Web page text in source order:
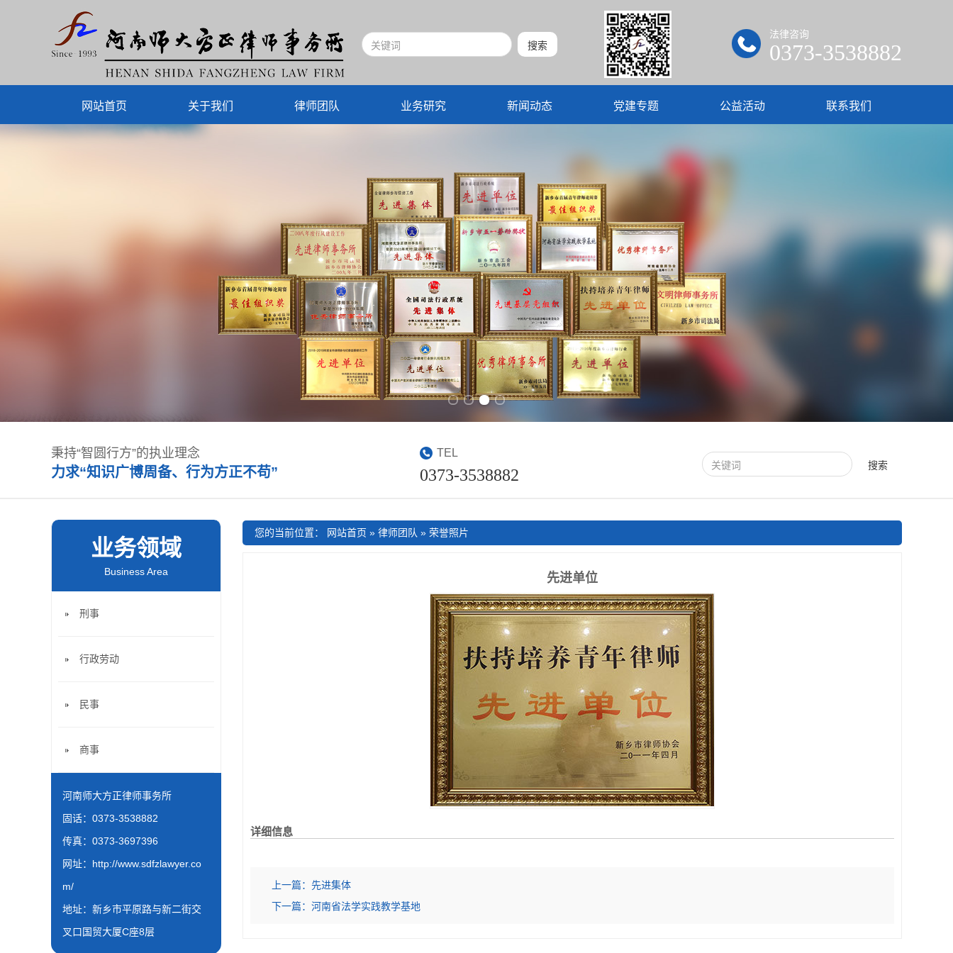
法律咨询
0373-3538882
网站首页 关于我们 律师团队 业务研究 新闻动态 党建专题 公益活动 联系我们
秉持“智圆行方”的执业理念
力求“知识广博周备、行为方正不苟”
TEL
0373-3538882
您的当前位置： 网站首页 » 律师团队 » 荣誉照片
先进单位
详细信息
上一篇： 先进集体
下一篇： 河南省法学实践教学基地
业务领域
Business Area
刑事
行政劳动
民事
商事
河南师大方正律师事务所
固话：0373-3538882
传真：0373-3697396
网址： http://www.sdfzlawyer.co
m/
地址：新乡市平原路与新二街交
叉口国贸大厦C座8层